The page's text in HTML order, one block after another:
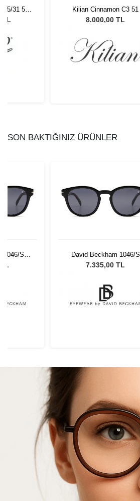
95/31 55
TL
Kilian Cinnamon C3 51
8.000,00 TL
SON BAKTIĞINIZ ÜRÜNLER
1046/S
David Beckham 1046/S
807IR 50 Unisex Güneş
7.335,00 TL